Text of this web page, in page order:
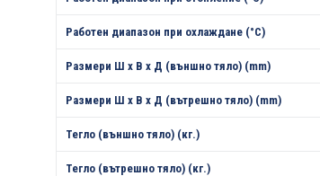
Работен диапазон при охлаждане (°С)
Размери Ш х В х Д (външно тяло) (mm)
Размери Ш х В х Д (вътрешно тяло) (mm)
Тегло (външно тяло) (кг.)
Тегло (вътрешно тяло) (кг.)